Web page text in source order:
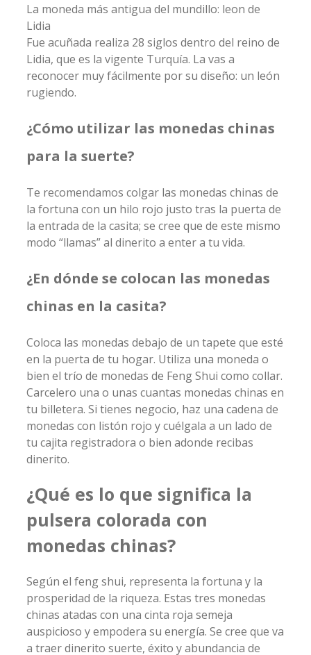
La moneda más antigua del mundillo: leon de
Lidia
Fue acuñada realiza 28 siglos dentro del reino de
Lidia, que es la vigente Turquía. La vas a
reconocer muy fácilmente por su diseño: un león
rugiendo.
¿Cómo utilizar las monedas chinas
para la suerte?
Te recomendamos colgar las monedas chinas de
la fortuna con un hilo rojo justo tras la puerta de
la entrada de la casita; se cree que de este mismo
modo “llamas” al dinerito a enter a tu vida.
¿En dónde se colocan las monedas
chinas en la casita?
Coloca las monedas debajo de un tapete que esté
en la puerta de tu hogar. Utiliza una moneda o
bien el trío de monedas de Feng Shui como collar.
Carcelero una o unas cuantas monedas chinas en
tu billetera. Si tienes negocio, haz una cadena de
monedas con listón rojo y cuélgala a un lado de
tu cajita registradora o bien adonde recibas
dinerito.
¿Qué es lo que significa la
pulsera colorada con
monedas chinas?
Según el feng shui, representa la fortuna y la
prosperidad de la riqueza. Estas tres monedas
chinas atadas con una cinta roja semeja
auspicioso y empodera su energía. Se cree que va
a traer dinerito suerte, éxito y abundancia de